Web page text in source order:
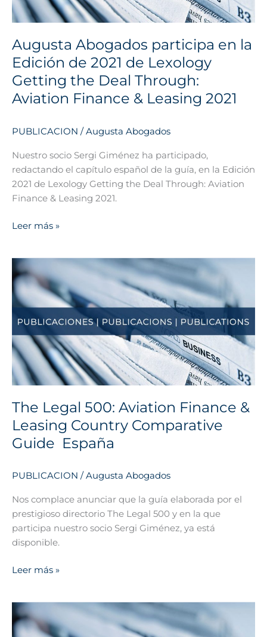
Augusta Abogados participa en la
Edición de 2021 de Lexology
Getting the Deal Through:
Aviation Finance & Leasing 2021
PUBLICACION /Augusta Abogados
Nuestro socio Sergi Giménez ha participado,
redactando el capítulo español de la guía, en la Edición
2021 de Lexology Getting the Deal Through: Aviation
Finance & Leasing 2021.
2021
de
Getting
the
Deal
Through:
Aviation
&
2021
Leer más »
The Legal 500: Aviation Finance &
Leasing Country Comparative
Guide  España
PUBLICACION /Augusta Abogados
Nos complace anunciar que la guía elaborada por el
prestigioso directorio The Legal 500 y en la que
participa nuestro socio Sergi Giménez, ya está
disponible.
The
Legal
500:
Aviation
Finance
&
Leasing
Country
Comparative
España
Leer más »
La
responsabilidad